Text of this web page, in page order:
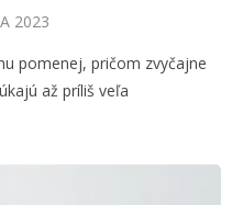
2023
pomenej, pričom zvyčajne
až príliš veľa